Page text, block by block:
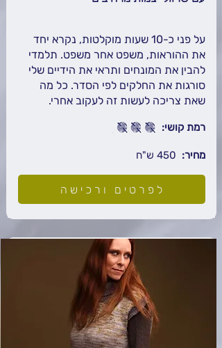
על פני כ-10 שעות מוקלטות, נקרא יחד
את ההוראות, משפט אחר משפט. תלמדי
להבין את המונחים ותראי את הידיים שלי
סורגות את החלקים לפי הסדר. כל מה
שאת צריכה לעשות זה לעקוב אחרי.
רמת קושי:
מחיר:
לפרטים ורכישה